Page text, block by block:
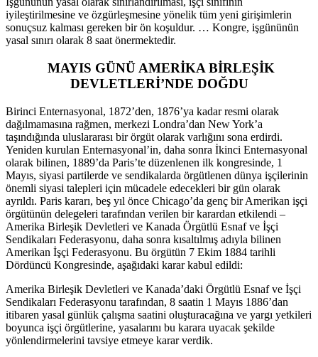
iyileştirilmesine ve özgürleşmesine yönelik tüm yeni girişimlerin
sonuçsuz kalması gereken bir ön koşuldur. … Kongre, işgününün
yasal sınırı olarak 8 saat önermektedir.
MAYIS GÜNÜ AMERİKA BİRLEŞİK
DEVLETLERİ’NDE DOĞDU
Birinci Enternasyonal, 1872’den, 1876’ya kadar resmi olarak
dağılmamasına rağmen, merkezi Londra’dan New York’a
taşındığında uluslararası bir örgüt olarak varlığını sona erdirdi.
Yeniden kurulan Enternasyonal’in, daha sonra İkinci Enternasyonal
olarak bilinen, 1889’da Paris’te düzenlenen ilk kongresinde, 1
Mayıs, siyasi partilerde ve sendikalarda örgütlenen dünya işçilerinin
önemli siyasi talepleri için mücadele edecekleri bir gün olarak
ayrıldı. Paris kararı, beş yıl önce Chicago’da genç bir Amerikan işçi
örgütünün delegeleri tarafından verilen bir karardan etkilendi –
Amerika Birleşik Devletleri ve Kanada Örgütlü Esnaf ve İşçi
Sendikaları Federasyonu, daha sonra kısaltılmış adıyla bilinen
Amerikan İşçi Federasyonu. Bu örgütün 7 Ekim 1884 tarihli
Dördüncü Kongresinde, aşağıdaki karar kabul edildi:
Amerika Birleşik Devletleri ve Kanada’daki Örgütlü Esnaf ve İşçi
Sendikaları Federasyonu tarafından, 8 saatin 1 Mayıs 1886’dan
itibaren yasal günlük çalışma saatini oluşturacağına ve yargı yetkileri
boyunca işçi örgütlerine, yasalarını bu karara uyacak şekilde
yönlendirmelerini tavsiye etmeye karar verdik.